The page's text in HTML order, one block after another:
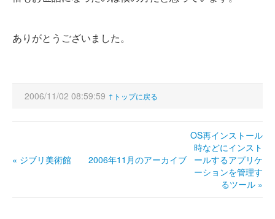
ありがとうございました。
2006/11/02 08:59:59 ↑トップに戻る
« ジブリ美術館 2006年11月のアーカイブ
OS再インストール
時などにインスト
ールするアプリケ
ーションを管理す
るツール »